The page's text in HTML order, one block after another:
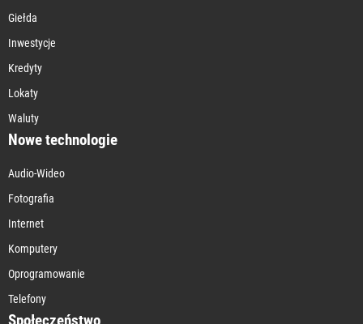
Giełda
Inwestycje
Kredyty
Lokaty
Waluty
Nowe technologie
Audio-Wideo
Fotografia
Internet
Komputery
Oprogramowanie
Telefony
Społeczeństwo